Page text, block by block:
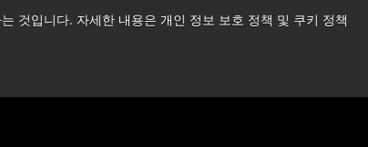
것입니다. 자세한 내용은 개인 정보 보호 정책 및 쿠키 정책
더 읽어보기 →